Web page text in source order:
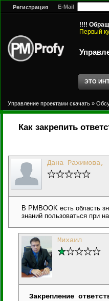
Регистрация E-Mail
!!!!
Первый
ЭТО
Управление проектами скачать »
Как закрепить
Дана Рахимова,
В PMBOOK есть область
знаний пользоваться при
Михаил
Закрепление